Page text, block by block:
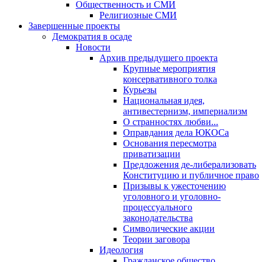
Общественность и СМИ
Религиозные СМИ
Завершенные проекты
Демократия в осаде
Новости
Архив предыдущего проекта
Крупные мероприятия
консервативного толка
Курьезы
Национальная идея,
антивестернизм, империализм
О странностях любви...
Оправдания дела ЮКОСа
Основания пересмотра
приватизации
Предложения де-либерализовать
Конституцию и публичное право
Призывы к ужесточению
уголовного и уголовно-
процессуального
законодательства
Символические акции
Теории заговора
Идеология